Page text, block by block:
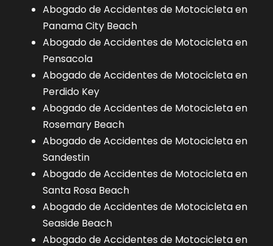
Abogado de Accidentes de Motocicleta en
Panama City Beach
Abogado de Accidentes de Motocicleta en
Pensacola
Abogado de Accidentes de Motocicleta en
Perdido Key
Abogado de Accidentes de Motocicleta en
Rosemary Beach
Abogado de Accidentes de Motocicleta en
Sandestin
Abogado de Accidentes de Motocicleta en
Santa Rosa Beach
Abogado de Accidentes de Motocicleta en
Seaside Beach
Abogado de Accidentes de Motocicleta en